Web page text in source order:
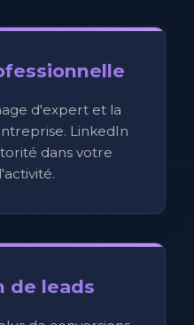
d'expert et la
LinkedIn
dans votre
de leads